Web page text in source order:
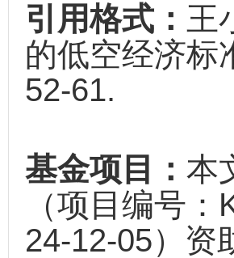
引用格式： 王
的低空经济标
52-61.
基金项目： 本
（项目编号
24-12-05）资